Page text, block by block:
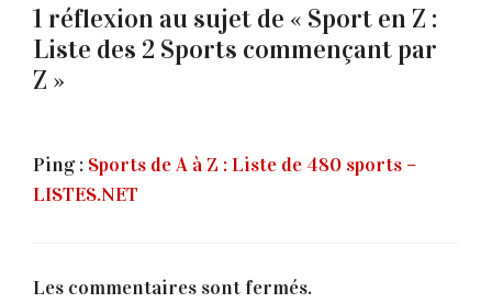
1 réflexion au sujet de « Sport en Z :
Liste des 2 Sports commençant par
Z »
Ping : Sports de A à Z : Liste de 480 sports –
LISTES.NET
Les commentaires sont fermés.